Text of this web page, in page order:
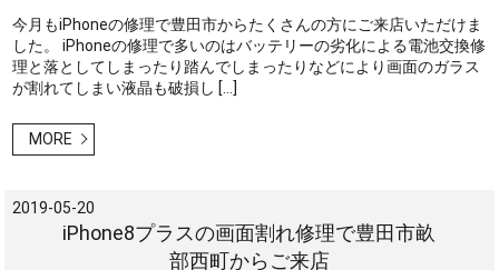
今月もiPhoneの修理で豊田市からたくさんの方にご来店いただけま
した。 iPhoneの修理で多いのはバッテリーの劣化による電池交換修
理と落としてしまったり踏んでしまったりなどにより画面のガラス
が割れてしまい液晶も破損し […]
MORE
2019-05-20
iPhone8プラスの画面割れ修理で豊田市畝
部西町からご来店